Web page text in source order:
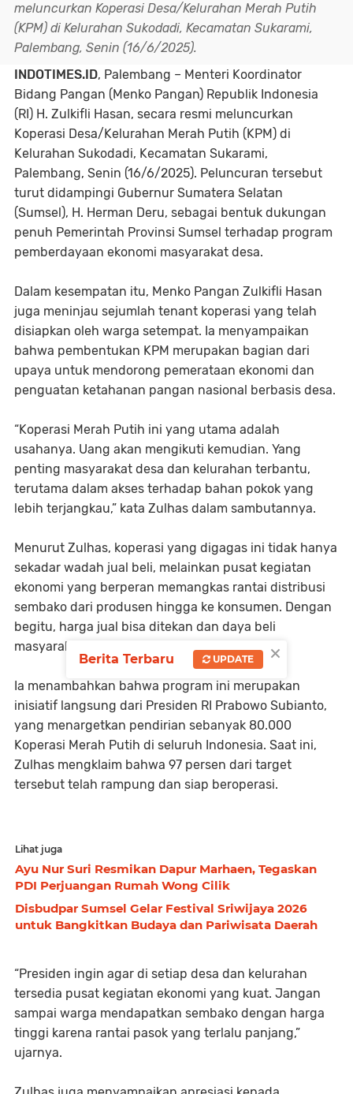
meluncurkan Koperasi Desa/Kelurahan Merah Putih
(KPM) di Kelurahan Sukodadi, Kecamatan Sukarami,
Palembang, Senin (16/6/2025).
INDOTIMES.ID, Palembang – Menteri Koordinator
Bidang Pangan (Menko Pangan) Republik Indonesia
(RI) H. Zulkifli Hasan, secara resmi meluncurkan
Koperasi Desa/Kelurahan Merah Putih (KPM) di
Kelurahan Sukodadi, Kecamatan Sukarami,
Palembang, Senin (16/6/2025). Peluncuran tersebut
turut didampingi Gubernur Sumatera Selatan
(Sumsel), H. Herman Deru, sebagai bentuk dukungan
penuh Pemerintah Provinsi Sumsel terhadap program
pemberdayaan ekonomi masyarakat desa.
Dalam kesempatan itu, Menko Pangan Zulkifli Hasan
juga meninjau sejumlah tenant koperasi yang telah
disiapkan oleh warga setempat. Ia menyampaikan
bahwa pembentukan KPM merupakan bagian dari
upaya untuk mendorong pemerataan ekonomi dan
penguatan ketahanan pangan nasional berbasis desa.
“Koperasi Merah Putih ini yang utama adalah
usahanya. Uang akan mengikuti kemudian. Yang
penting masyarakat desa dan kelurahan terbantu,
terutama dalam akses terhadap bahan pokok yang
lebih terjangkau,” kata Zulhas dalam sambutannya.
Menurut Zulhas, koperasi yang digagas ini tidak hanya
sekadar wadah jual beli, melainkan pusat kegiatan
ekonomi yang berperan memangkas rantai distribusi
sembako dari produsen hingga ke konsumen. Dengan
begitu, harga jual bisa ditekan dan daya beli
masyarakat meningkat.
Ia menambahkan bahwa program ini merupakan
inisiatif langsung dari Presiden RI Prabowo Subianto,
yang menargetkan pendirian sebanyak 80.000
Koperasi Merah Putih di seluruh Indonesia. Saat ini,
Zulhas mengklaim bahwa 97 persen dari target
tersebut telah rampung dan siap beroperasi.
Lihat juga
Ayu Nur Suri Resmikan Dapur Marhaen, Tegaskan
PDI Perjuangan Rumah Wong Cilik
Disbudpar Sumsel Gelar Festival Sriwijaya 2026
untuk Bangkitkan Budaya dan Pariwisata Daerah
“Presiden ingin agar di setiap desa dan kelurahan
tersedia pusat kegiatan ekonomi yang kuat. Jangan
sampai warga mendapatkan sembako dengan harga
tinggi karena rantai pasok yang terlalu panjang,”
ujarnya.
×
Berita Terbaru UPDATE